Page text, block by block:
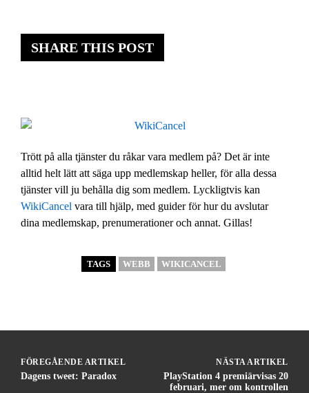
SHARE THIS POST
Trött på alla tjänster du råkar vara medlem på? Det är inte
alltid helt lätt att säga upp medlemskap heller, för alla dessa
tjänster vill ju behålla dig som medlem. Lyckligtvis kan
WikiCancel vara till hjälp, med guider för hur du avslutar
dina medlemskap, prenumerationer och annat. Gillas!
TAGS WEBB WIKICANCEL
FÖREGÅENDE ARTIKEL
Dagens tweet: Paradox
NÄSTA ARTIKEL
PlayStation 4 premiärvisas 20
februari, mer om kontrollen